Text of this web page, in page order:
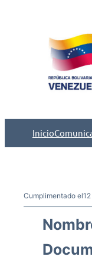
Inicio
Cumplimentado el